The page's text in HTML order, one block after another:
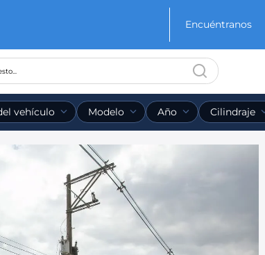
Encuéntranos
del repuesto...
vehículo Modelo Año Cilindraje